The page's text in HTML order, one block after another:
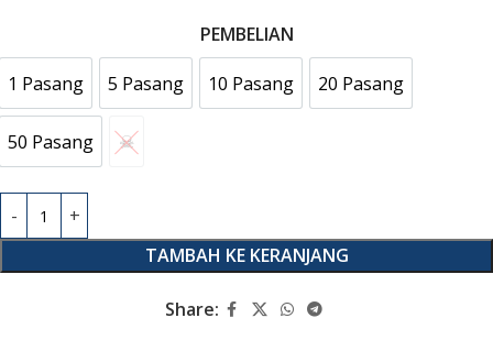
PEMBELIAN
1 Pasang
1 Pasang5 Pasang5 Pasang10 Pasang
10 Pasang20 Pasang
20 Pasang
50 Pasang50 Pasang
☠︎︎
☠︎︎
TAMBAH KE KERANJANG
Share: